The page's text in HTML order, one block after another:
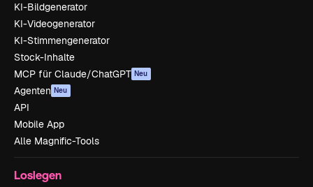
KI-Bildgenerator
KI-Videogenerator
KI-Stimmengenerator
Stock-Inhalte
MCP für Claude/ChatGPT Neu
Agenten Neu
API
Mobile App
Alle Magnific-Tools
Loslegen